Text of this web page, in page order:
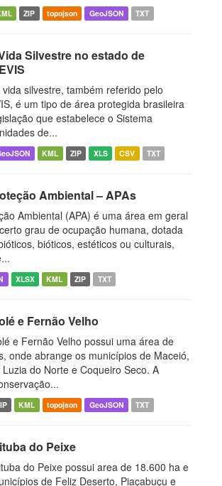
ZIP topojson GeoJSON TXT
Silvestre no estado de
silvestre, também referido pelo
é um tipo de área protegida brasileira
que estabelece o Sistema
de...
KML ZIP XLS CSV TXT
Ambiental – APAs
Ambiental (APA) é uma área em geral
grau de ocupação humana, dotada
bióticos, estéticos ou culturais,
XLSX KML ZIP TXT
e Fernão Velho
e Fernão Velho possui uma área de
onde abrange os municípios de Maceió,
do Norte e Coqueiro Seco. A
KML topojson GeoJSON TXT
do Peixe
do Peixe possui area de 18.600 ha e
de Feliz Deserto, Piaçabuçu e